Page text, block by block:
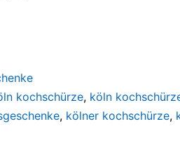
kochschürze, köln
, kölner kochschürze,